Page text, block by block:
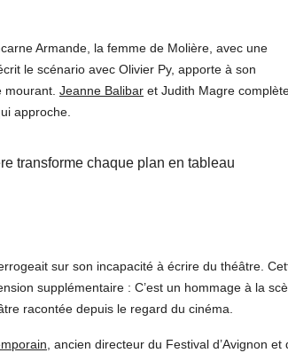
Armande, la femme de Molière, avec une
le scénario avec Olivier Py, apporte à son
Jeanne Balibar et Judith Magre
approche.
transforme chaque plan en tableau
sur son incapacité à écrire du théâtre.
supplémentaire : C’est un hommage à la
racontée depuis le regard du cinéma.
, ancien directeur du Festival d’Avignon et